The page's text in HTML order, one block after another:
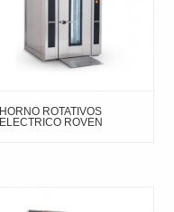
HORNO ROTATIVOS
ELECTRICO ROVEN